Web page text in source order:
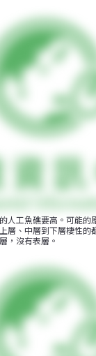
人工魚礁要高。可能的
層、中層到下層棲性的
，沒有表層。